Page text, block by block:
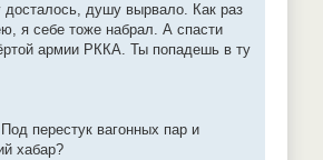
досталось, душу вырвало. Как раз
я себе тоже набрал. А спасти
армии РККА. Ты попадешь в ту
перестук вагонных пар и
хабар?